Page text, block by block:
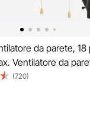
da parete, 18
Ventilatore da
da 4.000
o residenziale per
serra, officina, patio,
ETL
(720)